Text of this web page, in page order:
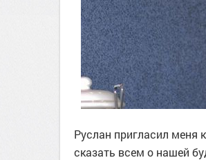
Руслан пригласил меня
сказать всем о нашей